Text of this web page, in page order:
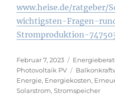
www.heise.de/ratgeber/
wichtigsten-Fragen-
Stromproduktion-
Veröffentlicht
am
Februar 7, 2023 Kategorien
Photovoltaik PV
Energie, Energiekosten,
Solarstrom,Stromspeicher